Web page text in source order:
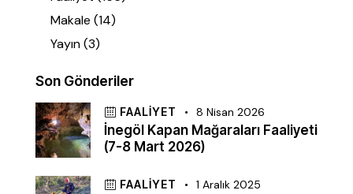
Makale (14)
Yayın(3)
Son Gönderiler
FAALIYET 8 Nisan 2026
İnegöl Kapan Mağaraları Faaliyeti
(7-8 Mart 2026)
FAALIYET 1 Aralık 2025